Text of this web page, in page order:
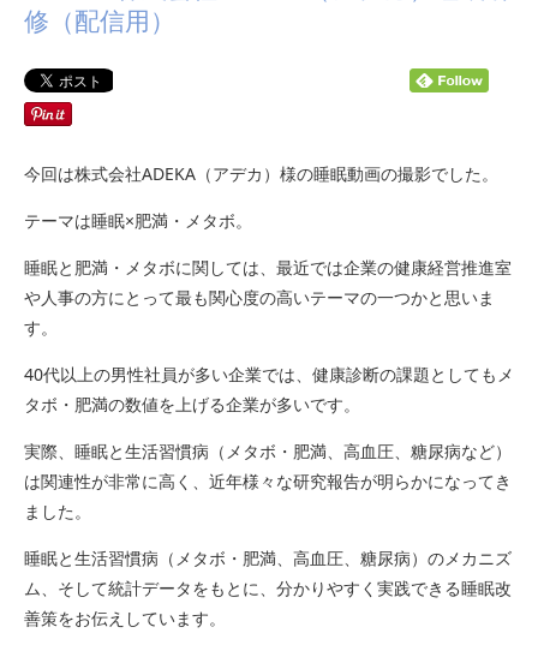
修（配信用）
今回は株式会社ADEKA（アデカ）様の睡眠動画の撮影でした。
テーマは睡眠×肥満・メタボ。
睡眠と肥満・メタボに関しては、最近では企業の健康経営推進室
や人事の方にとって最も関心度の高いテーマの一つかと思いま
す。
40代以上の男性社員が多い企業では、健康診断の課題としてもメ
タボ・肥満の数値を上げる企業が多いです。
実際、睡眠と生活習慣病（メタボ・肥満、高血圧、糖尿病など）
は関連性が非常に高く、近年様々な研究報告が明らかになってき
ました。
睡眠と生活習慣病（メタボ・肥満、高血圧、糖尿病）のメカニズ
ム、そして統計データをもとに、分かりやすく実践できる睡眠改
善策をお伝えしています。